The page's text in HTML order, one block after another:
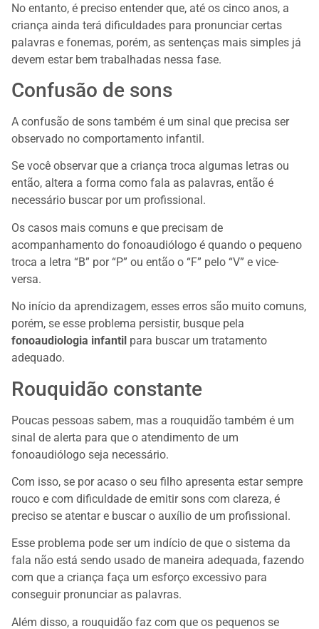
No entanto, é preciso entender que, até os cinco anos, a
criança ainda terá dificuldades para pronunciar certas
palavras e fonemas, porém, as sentenças mais simples já
devem estar bem trabalhadas nessa fase.
Confusão de sons
A confusão de sons também é um sinal que precisa ser
observado no comportamento infantil.
Se você observar que a criança troca algumas letras ou
então, altera a forma como fala as palavras, então é
necessário buscar por um profissional.
Os casos mais comuns e que precisam de
acompanhamento do fonoaudiólogo é quando o pequeno
troca a letra “B” por “P” ou então o “F” pelo “V” e vice-
versa.
No início da aprendizagem, esses erros são muito comuns,
porém, se esse problema persistir, busque pela
fonoaudiologia infantil para buscar um tratamento
adequado.
Rouquidão constante
Poucas pessoas sabem, mas a rouquidão também é um
sinal de alerta para que o atendimento de um
fonoaudiólogo seja necessário.
Com isso, se por acaso o seu filho apresenta estar sempre
rouco e com dificuldade de emitir sons com clareza, é
preciso se atentar e buscar o auxílio de um profissional.
Esse problema pode ser um indício de que o sistema da
fala não está sendo usado de maneira adequada, fazendo
com que a criança faça um esforço excessivo para
conseguir pronunciar as palavras.
Além disso, a rouquidão faz com que os pequenos se